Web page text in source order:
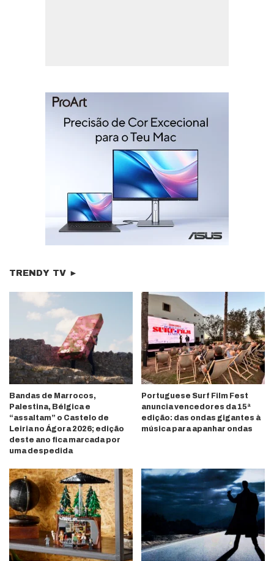
TRENDY TV ►
Bandas de Marrocos,
Palestina, Bélgica e
“assaltam” o Castelo de
Leiria no Ágora 2026; edição
deste ano fica marcada por
uma despedida
Portuguese Surf Film Fest
anuncia vencedores da 15ª
edição: das ondas gigantes à
música para apanhar ondas